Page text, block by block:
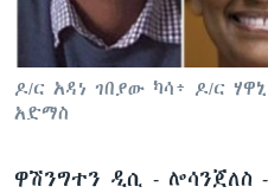
ቋንቋዎች
ዶ/ር አዳነ ገበያው ካሳ፥ ዶ/ር
አድማስ
ዋሽንግተን ዲሲ - ሎሳንጀለስ